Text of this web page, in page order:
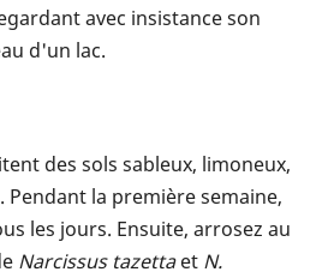
avec insistance son
d'un lac.
des sols sableux, limoneux,
la première semaine,
les jours. Ensuite, arrosez au
Narcissus tazettaet N.